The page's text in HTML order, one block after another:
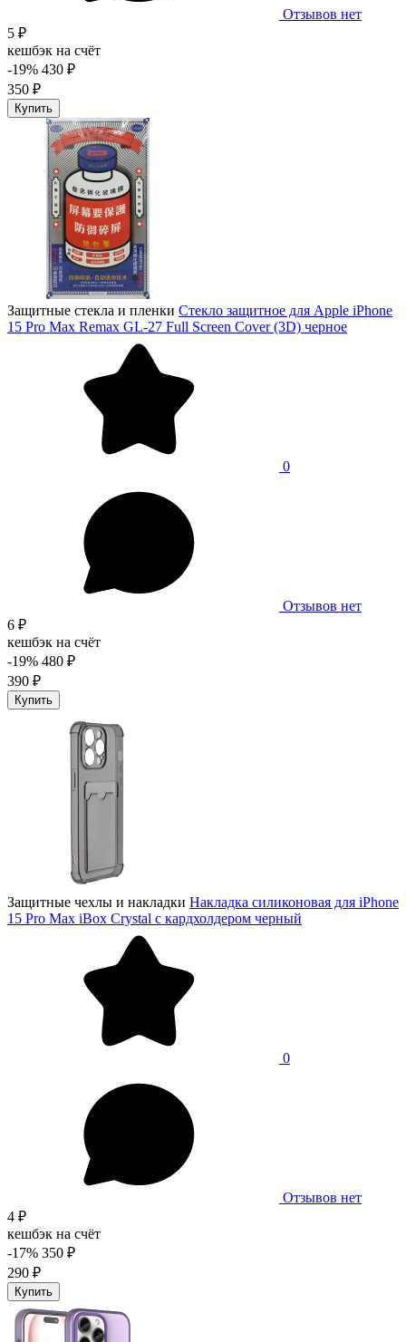
Отзывов нет
5 ₽
кешбэк на счёт
-19% 430 ₽
350 ₽
Купить
Защитные стекла и пленки Стекло защитное для Apple iPhone
15 Pro Max Remax GL-27 Full Screen Cover (3D) черное
0
Отзывов нет
6 ₽
кешбэк на счёт
-19% 480 ₽
390 ₽
Купить
Защитные чехлы и накладки Накладка силиконовая для iPhone
15 Pro Max iBox Crystal с кардхолдером черный
0
Отзывов нет
4 ₽
кешбэк на счёт
-17% 350 ₽
290 ₽
Купить